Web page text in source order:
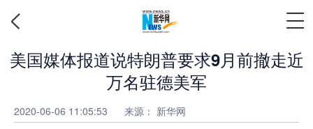
美国媒体报道说特朗普要求9月前撤走近
万名驻德美军
2020-06-06 11:05:53 来源： 新华网